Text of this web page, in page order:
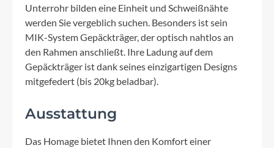
Unterrohr bilden eine Einheit und Schweißnähte
werden Sie vergeblich suchen. Besonders ist sein
MIK-System Gepäckträger, der optisch nahtlos an
den Rahmen anschließt. Ihre Ladung auf dem
Gepäckträger ist dank seines einzigartigen Designs
mitgefedert (bis 20kg beladbar).
Ausstattung
Das Homage bietet Ihnen den Komfort einer